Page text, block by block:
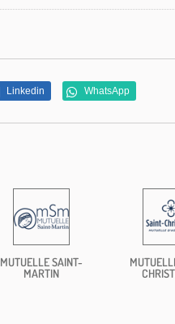
Linkedin WhatsApp
MUTUELLE SAINT-
MARTIN